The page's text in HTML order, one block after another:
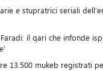
e stupratrici seriali
il qari che infonde
13.500 mukeb registrati